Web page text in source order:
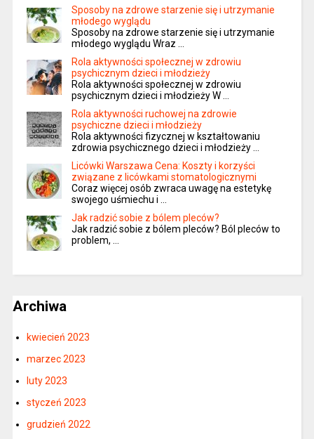
Sposoby na zdrowe starzenie się i utrzymanie
młodego wyglądu
Sposoby na zdrowe starzenie się i utrzymanie
młodego wyglądu Wraz …
Rola aktywności społecznej w zdrowiu
psychicznym dzieci i młodzieży
Rola aktywności społecznej w zdrowiu
psychicznym dzieci i młodzieży W …
Rola aktywności ruchowej na zdrowie
psychiczne dzieci i młodzieży
Rola aktywności fizycznej w kształtowaniu
zdrowia psychicznego dzieci i młodzieży …
Licówki Warszawa Cena: Koszty i korzyści
związane z licówkami stomatologicznymi
Coraz więcej osób zwraca uwagę na estetykę
swojego uśmiechu i …
Jak radzić sobie z bólem pleców?
Jak radzić sobie z bólem pleców? Ból pleców to
problem, …
Archiwa
kwiecień 2023
marzec 2023
luty 2023
styczeń 2023
grudzień 2022